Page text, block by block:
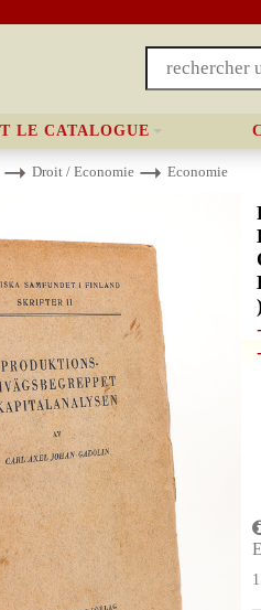
LE CATALOGUE
Droit / Economie Economie